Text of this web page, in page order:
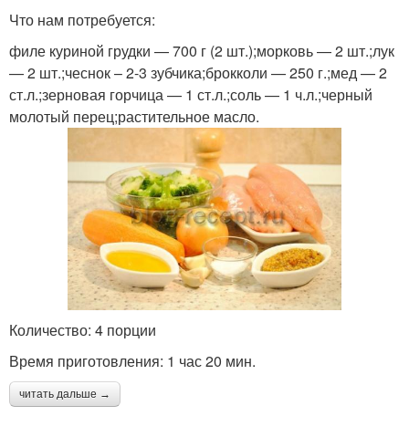
Что нам потребуется:
филе куриной грудки — 700 г (2 шт.);морковь — 2 шт.;лук
— 2 шт.;чеснок – 2-3 зубчика;брокколи — 250 г.;мед — 2
ст.л.;зерновая горчица — 1 ст.л.;соль — 1 ч.л.;черный
молотый перец;растительное масло.
Количество: 4 порции
Время приготовления: 1 час 20 мин.
читать дальше →